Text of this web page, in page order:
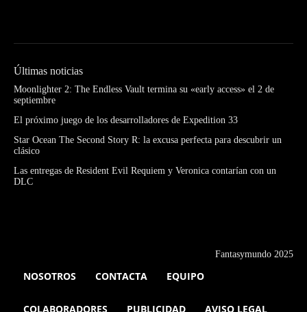
Últimas noticias
Moonlighter 2: The Endless Vault termina su «early access» el 2 de
septiembre
El próximo juego de los desarrolladores de Expedition 33
Star Ocean The Second Story R: la excusa perfecta para descubrir un
clásico
Las entregas de Resident Evil Requiem y Veronica contarían con un
DLC
Fantasymundo 2025
NOSOTROS CONTACTA EQUIPO
COLABORADORES PUBLICIDAD AVISO LEGAL